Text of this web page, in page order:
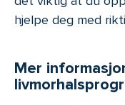
hjelpe deg med
Mer